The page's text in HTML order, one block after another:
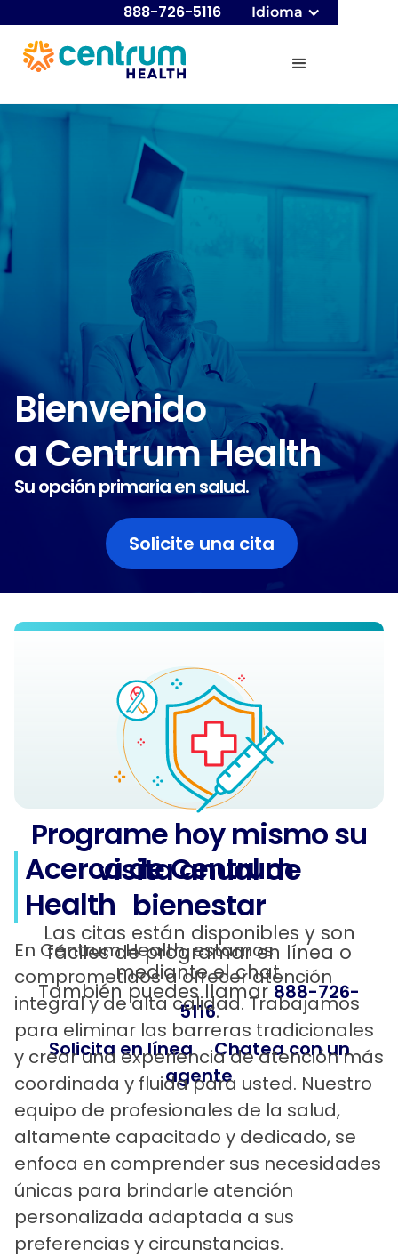
888-726-5116 Idioma
Bienvenido
a Centrum Health
Su opción primaria en salud.
Solicite una cita
Programe hoy mismo su
visita anual de
bienestar
Las citas están disponibles y son
fáciles de programar en línea o
mediante el chat.
También puedes llamar888-726-
5116.
Solicita en línea
Chatea con un
agente
Acerca de Centrum
Health
En Centrum Health, estamos
comprometidos a ofrecer atención
integral y de alta calidad. Trabajamos
para eliminar las barreras tradicionales
y crear una experiencia de atención más
coordinada y fluida para usted. Nuestro
equipo de profesionales de la salud,
altamente capacitado y dedicado, se
enfoca en comprender sus necesidades
únicas para brindarle atención
personalizada adaptada a sus
preferencias y circunstancias.